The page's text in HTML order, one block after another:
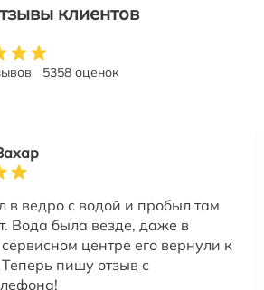
клиентов
5358 оценок
в ведро с водой и пробыл там
Вода была везде, даже в
центре его вернули к
пишу отзыв с